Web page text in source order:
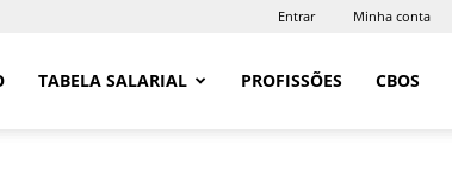
Entrar Minha conta
TABELA SALARIAL PROFISSÕES CBOS